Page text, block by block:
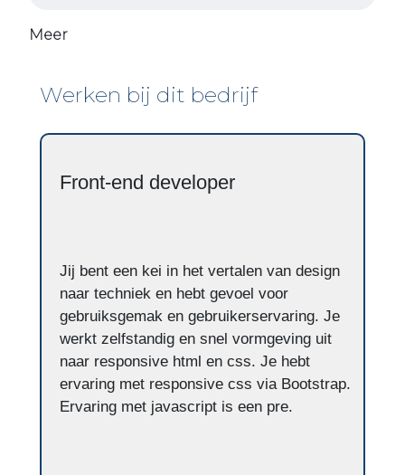
Meer
Werken bij dit bedrijf
Front-end developer
Jij bent een kei in het vertalen van design
naar techniek en hebt gevoel voor
gebruiksgemak en gebruikerservaring. Je
werkt zelfstandig en snel vormgeving uit
naar responsive html en css. Je hebt
ervaring met responsive css via Bootstrap.
Ervaring met javascript is een pre.